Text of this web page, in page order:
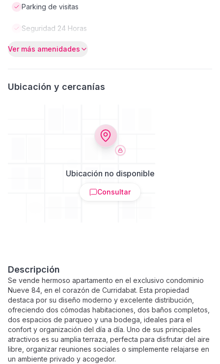
Parking de visitas
Seguridad 24 Horas
Ver más amenidades
Ubicación y cercanías
Ubicación no disponible
Consultar
Descripción
Se vende hermoso apartamento en el exclusivo condominio
Nueve 84, en el corazón de Curridabat. Esta propiedad
destaca por su diseño moderno y excelente distribución,
ofreciendo dos cómodas habitaciones, dos baños completos,
dos espacios de parqueo y una bodega, ideales para el
confort y organización del día a día. Uno de sus principales
atractivos es su amplia terraza, perfecta para disfrutar del aire
libre, organizar reuniones sociales o simplemente relajarse en
un ambiente privado y acogedor.